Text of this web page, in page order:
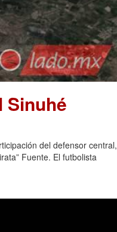
Sinuhé
del defensor central,
Fuente. El futbolista